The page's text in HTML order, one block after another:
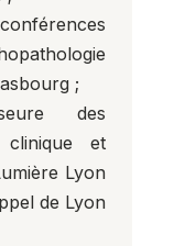
;
des
clinique et
Lyon
de Lyon